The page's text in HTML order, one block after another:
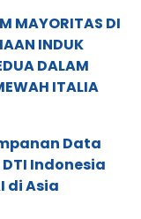
MAYORITAS DI
INDUK
DALAM
ITALIA
Data
Indonesia
di Asia